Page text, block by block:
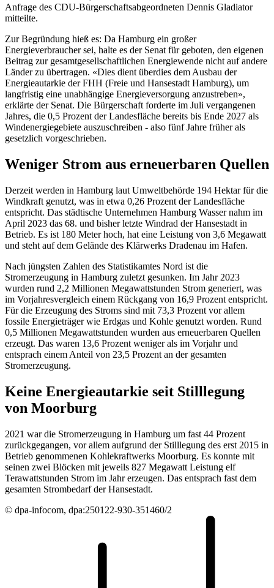
Anfrage des CDU-Bürgerschaftsabgeordneten Dennis Gladiator
mitteilte.
Zur Begründung hieß es: Da Hamburg ein großer
Energieverbraucher sei, halte es der Senat für geboten, den eigenen
Beitrag zur gesamtgesellschaftlichen Energiewende nicht auf andere
Länder zu übertragen. «Dies dient überdies dem Ausbau der
Energieautarkie der FHH (Freie und Hansestadt Hamburg), um
langfristig eine unabhängige Energieversorgung anzustreben»,
erklärte der Senat. Die Bürgerschaft forderte im Juli vergangenen
Jahres, die 0,5 Prozent der Landesfläche bereits bis Ende 2027 als
Windenergiegebiete auszuschreiben - also fünf Jahre früher als
gesetzlich vorgeschrieben.
Weniger Strom aus erneuerbaren Quellen
Derzeit werden in Hamburg laut Umweltbehörde 194 Hektar für die
Windkraft genutzt, was in etwa 0,26 Prozent der Landesfläche
entspricht. Das städtische Unternehmen Hamburg Wasser nahm im
April 2023 das 68. und bisher letzte Windrad der Hansestadt in
Betrieb. Es ist 180 Meter hoch, hat eine Leistung von 3,6 Megawatt
und steht auf dem Gelände des Klärwerks Dradenau im Hafen.
Nach jüngsten Zahlen des Statistikamtes Nord ist die
Stromerzeugung in Hamburg zuletzt gesunken. Im Jahr 2023
wurden rund 2,2 Millionen Megawattstunden Strom generiert, was
im Vorjahresvergleich einem Rückgang von 16,9 Prozent entspricht.
Für die Erzeugung des Stroms sind mit 73,3 Prozent vor allem
fossile Energieträger wie Erdgas und Kohle genutzt worden. Rund
0,5 Millionen Megawattstunden wurden aus erneuerbaren Quellen
erzeugt. Das waren 13,6 Prozent weniger als im Vorjahr und
entsprach einem Anteil von 23,5 Prozent an der gesamten
Stromerzeugung.
Keine Energieautarkie seit Stilllegung
von Moorburg
2021 war die Stromerzeugung in Hamburg um fast 44 Prozent
zurückgegangen, vor allem aufgrund der Stilllegung des erst 2015 in
Betrieb genommenen Kohlekraftwerks Moorburg. Es konnte mit
seinen zwei Blöcken mit jeweils 827 Megawatt Leistung elf
Terawattstunden Strom im Jahr erzeugen. Das entsprach fast dem
gesamten Strombedarf der Hansestadt.
© dpa-infocom, dpa:250122-930-351460/2